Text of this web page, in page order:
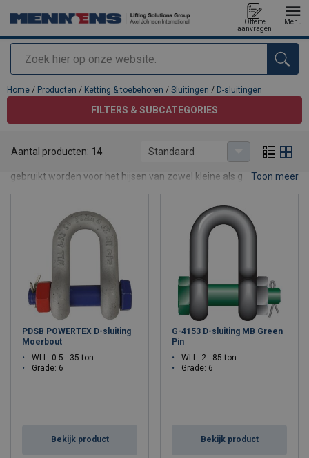
Zoeken
Offerte
aanvragen
Menu
toegevoegd aan uw offerte
Home / Producten / Ketting & toebehoren / Sluitingen / D-sluitingen
FILTERS & SUBCATEGORIES
D-sluitingen zijn kettingsluitingen die als bevestigingsmiddelen
gebruikt worden voor het hijsen van zowel kleine als grote lasten.
Mennens heeft verschillend modellen D-sluitingen. Als je de D-
sluiting regelmatig moet verwijderen, dan kies je vaak voor een
. Is het een quasi-permanente verbinding, dan is een
de beste keuze.
De D-sluitingen van Mennens zijn verkrijgbaar in verschillende
kwaliteiten en uitvoeringen, zoals een D-sluiting in RVS.
Nog vragen over de keuze van de juiste D-sluiting? Neem contact
Toon meer
Aantal producten: 14 Standaard
PDSB POWERTEX D-sluiting
Moerbout
WLL: 0.5 - 35 ton
Grade: 6
Bekijk product
G-4153 D-sluiting MB Green
Pin
WLL: 2 - 85 ton
Grade: 6
Bekijk product